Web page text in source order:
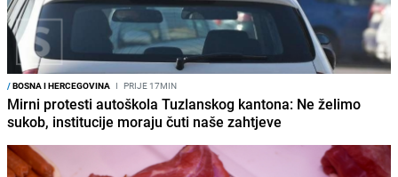
/BOSNA I HERCEGOVINA I PRIJE 17MIN
Mirni protesti autoškola Tuzlanskog kantona: Ne želimo
sukob, institucije moraju čuti naše zahtjeve